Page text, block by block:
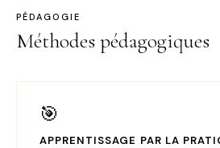
PÉDAGOGIE
Méthodes pédagogiques
🎯
APPRENTISSAGE PAR LA